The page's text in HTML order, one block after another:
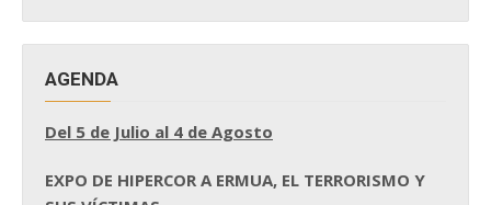
AGENDA
Del 5 de Julio al 4 de Agosto
EXPO DE HIPERCOR A ERMUA, EL TERRORISMO Y